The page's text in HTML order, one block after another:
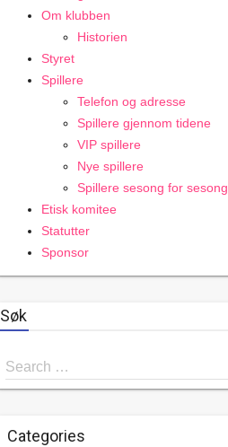
Om klubben
Historien
Styret
Spillere
Telefon og adresse
Spillere gjennom tidene
VIP spillere
Nye spillere
Spillere sesong for sesong
Etisk komitee
Statutter
Sponsor
Søk
Search
for
Search …
Categories